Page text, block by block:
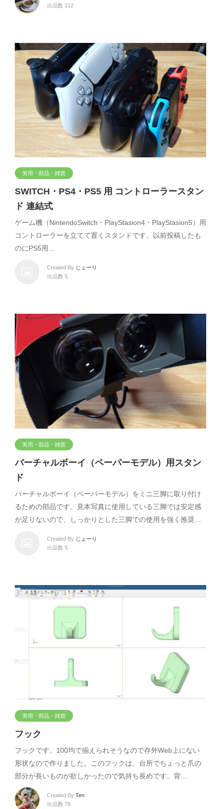
出品数 112
実用・部品・雑貨
SWITCH・PS4・PS5 用 コントローラースタン
ド 連結式
ゲーム機（NintendoSwitch・PlayStasion4・PlayStasion5）用
コントローラーを立てて置くスタンドです。以前投稿したも
のにPS5用…
Created By じょーり
出品数 5
実用・部品・雑貨
バーチャルボーイ（ペーパーモデル）用スタン
ド
バーチャルボーイ（ペーパーモデル）をミニ三脚に取り付け
るための部品です。見本写真に使用している三脚では安定感
が足りないので、しっかりとした三脚での使用を強く推奨…
Created By じょーり
出品数 5
実用・部品・雑貨
フック
フックです。100均で揃えられそうなので存外Web上にない
形状なので作りました。このフックは、台所でちょっと爪の
部分が長いものが欲しかったので気持ち長めです。背…
Created By Ten
出品数 78